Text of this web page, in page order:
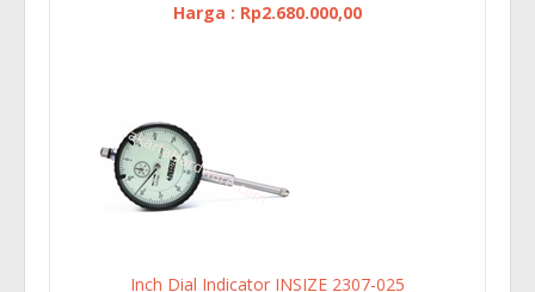
Harga : Rp2.680.000,00
Inch Dial Indicator INSIZE 2307-025